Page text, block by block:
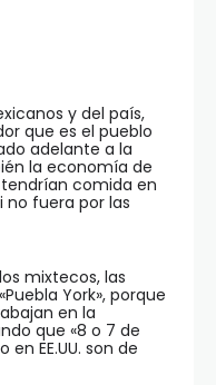
y del país,
que es el pueblo
adelante a la
la economía de
tendrían comida en
no fuera por las
mixtecos, las
York», porque
en la
que «8 o 7 de
EE.UU. son de